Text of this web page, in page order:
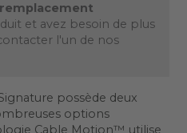
et avez besoin de plus
l'un de nos
possède deux
options
Cable Motion™ utilise